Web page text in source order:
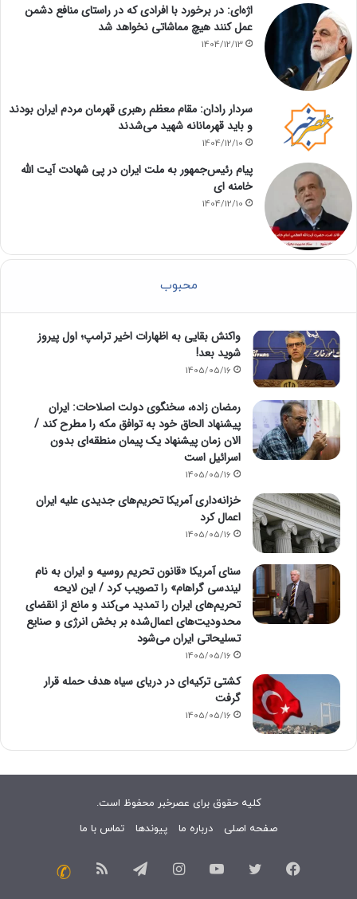
اژه‌ای: در برخورد با افرادی که در راستای منافع دشمن
عمل کنند هیچ مماشاتی نخواهد شد
1404/12/13
سردار رادان: مقام معظم رهبری قهرمان مردم ایران بودند
و باید قهرمانانه شهید می‌شدند
1404/12/10
پیام رئیس‌جمهور به ملت ایران در پی شهادت آیت الله
خامنه ای
1404/12/10
محبوب
واکنش بقایی به اظهارات اخیر ترامپ؛ اول پیروز
شوید بعد!
1405/05/16
رمضان زاده، سخنگوی دولت اصلاحات: ایران
پیشنهاد الحاق خود به توافق مکه را مطرح کند /
الان زمان پیشنهاد یک پیمان منطقه‌ای بدون
اسرائیل است
1405/05/16
خزانه‌داری آمریکا تحریم‌های جدیدی علیه ایران
اعمال کرد
1405/05/16
سنای آمریکا «قانون تحریم روسیه و ایران به نام
لیندسی گراهام» را تصویب کرد / این لایحه
تحریم‌های ایران را تمدید می‌کند و مانع از انقضای
محدودیت‌های اعمال‌شده بر بخش انرژی و صنایع
تسلیحاتی ایران می‌شود
1405/05/16
کشتی ترکیه‌ای در دریای سیاه هدف حمله قرار
گرفت
1405/05/16
کلیه حقوق برای عصرخبر محفوظ است.
صفحه اصلی
درباره ما پیوندها تماس با ما
فیسبوک توییتر یوتیوب اینستاگرامتلگرام خوراک